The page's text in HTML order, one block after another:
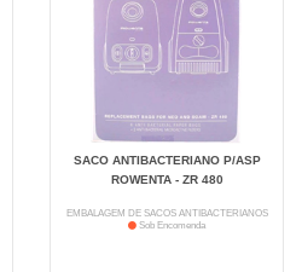
SACO ANTIBACTERIANO P/ASP
ROWENTA - ZR 480
EMBALAGEM DE SACOS ANTIBACTERIANOS
Sob Encomenda